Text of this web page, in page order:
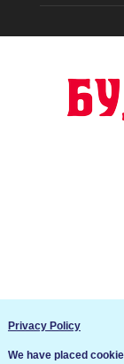
Privacy Policy
We have placed